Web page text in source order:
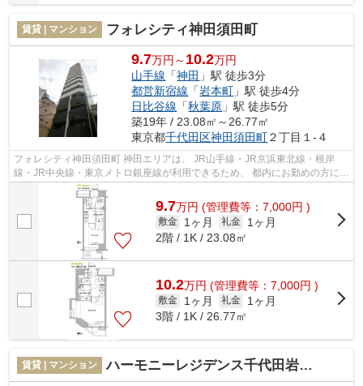
賃貸 | マンション フォレシティ神田須田町
9.7万円～ 10.2万円
山手線 「神田 」駅 徒歩3分
都営新宿線 「岩本町 」駅 徒歩4分
日比谷線 「秋葉原 」駅 徒歩5分
築19年 / 23.08㎡～26.77㎡
東京都千代田区神田須田町２丁目１-４
フォレシティ神田須田町 神田エリアは、 JR山手線・JR京浜東北線・根岸
線・JR中央線・東京メトロ銀座線が利用できるため、 都内にお勤めの方にお
すすめです。 ビジネスマン向けのお...
9.7万円 (管理費等：7,000円 )
敷金 1ヶ月 礼金
1ヶ月
2階 / 1K / 23.08㎡
10.2万円 (管理費等：7,000円 )
敷金 1ヶ月 礼金
1ヶ月
3階 / 1K / 26.77㎡
賃貸 | マンション ハーモニーレジデンス千代田岩本町